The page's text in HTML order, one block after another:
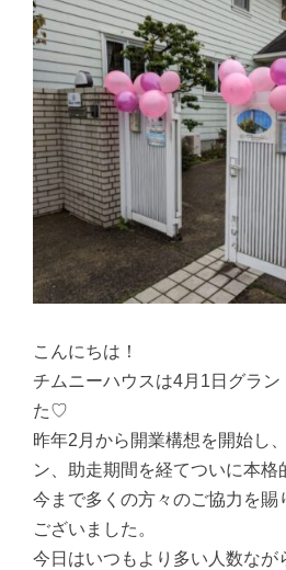
こんにちは！
チムニーハウスは4月1日グラ
た♡
昨年2月から開業構想を開始し
ン、助走期間を経てついに本格
今まで多くの方々のご協力を賜
ございました。
今日はいつもより多い人数なが